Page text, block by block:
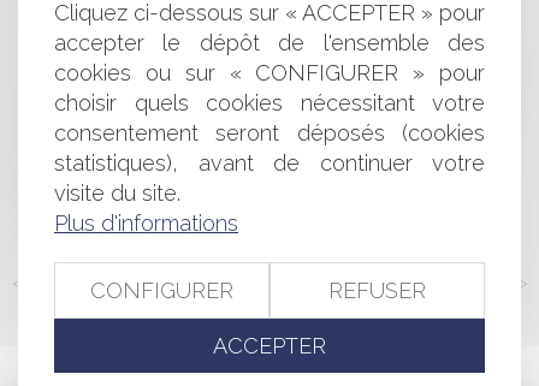
surendettement ?
Responsabilité pour insuffisance d’actif : voyage au
cœur de la notion de simple négligence
Fonction publique : publication d’une ordonnance
relative à la négociation et aux accords collectifs
Rémunération du gérant de SARL
Requalification d'un prêt familial non remboursé en
donation indirecte
<< ... 147 148 149 152 153 >>
Cliquez ci-dessous sur « ACCEPTER » pour
accepter le dépôt de l'ensemble des
cookies ou sur « CONFIGURER » pour
choisir quels cookies nécessitant votre
consentement seront déposés (cookies
statistiques), avant de continuer votre
visite du site.
Plus d'informations
CONFIGURER REFUSER
ACCEPTER